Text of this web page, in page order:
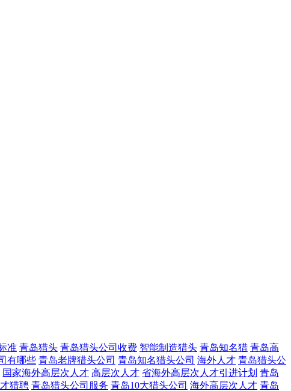
准 青岛猎头 青岛猎头公司收费 智能制造猎头 青岛知名猎 青岛高
有哪些 青岛老牌猎头公司 青岛知名猎头公司 海外人才 青岛猎头公
国家海外高层次人才 高层次人才 省海外高层次人才引进计划 青岛
猎聘 青岛猎头公司服务 青岛10大猎头公司 海外高层次人才 青岛